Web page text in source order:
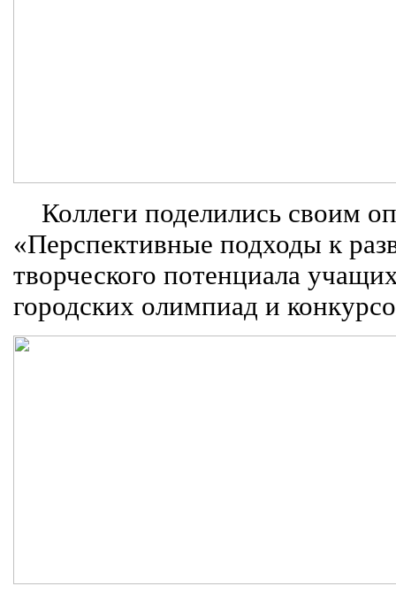
Коллеги поделились своим
«Перспективные подходы к
творческого потенциала
городских олимпиад и